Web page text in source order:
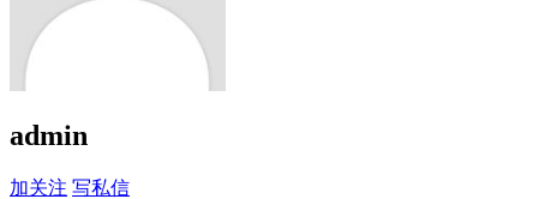
admin
加关注 写私信